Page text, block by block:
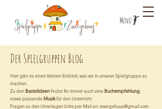
Menü
Der Spielgruppen Blog
Hier gibt es einen kleinen Einblick, was wir in unserer Spielgruppe so
machen.
Zu denBastelideenfindet Ihr immer auch eineBuchempfehlung
sowie passendeMusikfür den Unterricht.
Fragen zu den Unterlagen bitte per Mail an:zwergehuus@gmail.com